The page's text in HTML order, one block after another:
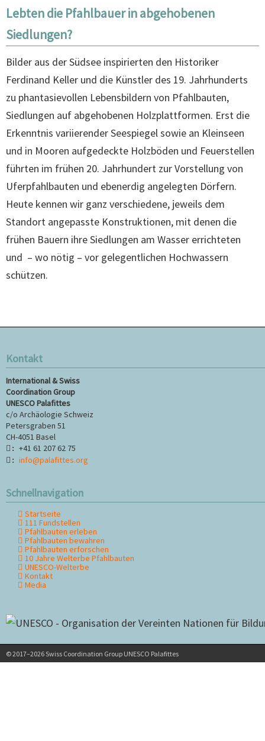
Lebten die Pfahlbauer in abgehobenen
Siedlungen?
Bilder aus der Südsee inspirierten den Historiker
Ferdinand Keller und die Künstler des 19. Jahrhunderts
zu phantasievollen Lebensbildern von Pfahlbauten,
Siedlungen auf abgehobenen Holzplattformen. Erst die
Erkenntnis variierender Seespiegel sowie an Kleinseen
und in Mooren aufgedeckte Holzböden und Feuerstellen
führten im frühen 20. Jahrhundert zur Vorstellung von
Uferpfahlbauten und ebenerdig angelegten Dörfern.
Heute kennen wir ganz verschiedene, jeweils dem
Standort angepasste Konstruktionen, mit denen die
frühen Bauern ihre Siedlungen am Wasser errichteten
und – wo nötig – vor gelegentlichen Hochwassern
schützen.
Kontakt
International & Swiss
Coordination Group
UNESCO Palafittes
c/o Archäologie Schweiz
Petersgraben 51
CH-4051 Basel
: +41 61 207 62 75
: info@palafittes.org
Schnellnavigation
Navigation
überspringen
Startseite
111 Fundstellen
Pfahlbauten erleben
Pfahlbauten bewahren
Pfahlbauten erforschen
10 Jahre Welterbe Pfahlbauten
UNESCO-Welterbe
Kontakt
Media
© 2017–2026 Swiss Coordination Group UNESCO Palafittes